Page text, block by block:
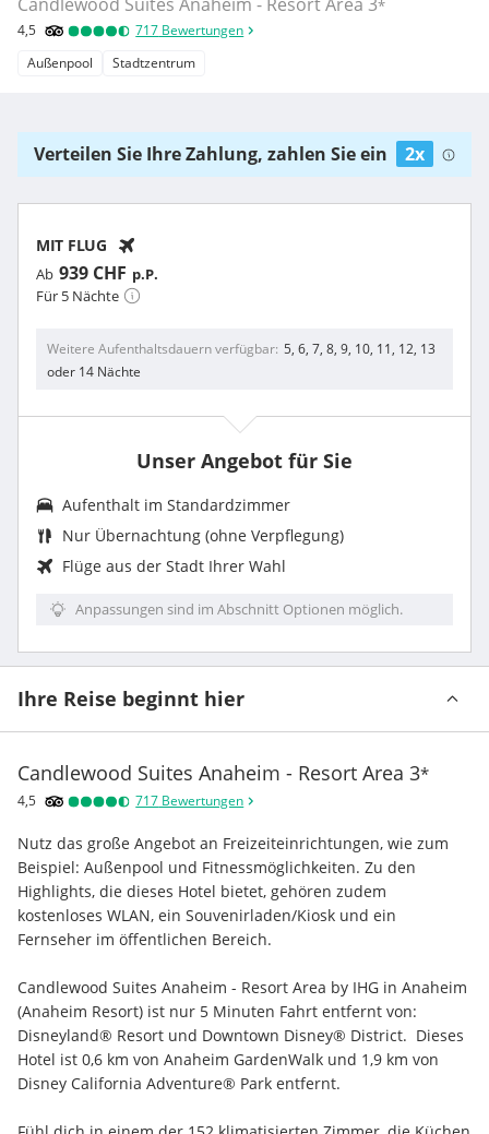
*
4,5 717 Bewertungen
Außenpool
Stadtzentrum
Verteilen Sie Ihre Zahlung, zahlen Sie ein 2x
MIT FLUG
Ab 939 CHF p.P.
Für 5 Nächte
Weitere Aufenthaltsdauern verfügbar 5, 6, 7, 8, 9, 10, 11, 12, 13
oder 14 Nächte
Unser Angebot für Sie
Aufenthalt im Standardzimmer
Nur Übernachtung (ohne Verpflegung)
Flüge aus der Stadt Ihrer Wahl
Anpassungen sind im Abschnitt Optionen möglich.
Ihre Reise beginnt hier
Candlewood Suites Anaheim - Resort Area 3*
4,5 717 Bewertungen
Nutz das große Angebot an Freizeiteinrichtungen, wie zum
Beispiel: Außenpool und Fitnessmöglichkeiten. Zu den
Highlights, die dieses Hotel bietet, gehören zudem
kostenloses WLAN, ein Souvenirladen/Kiosk und ein
Fernseher im öffentlichen Bereich.
Candlewood Suites Anaheim - Resort Area by IHG in Anaheim
(Anaheim Resort) ist nur 5 Minuten Fahrt entfernt von:
Disneyland® Resort und Downtown Disney® District.  Dieses
Hotel ist 0,6 km von Anaheim GardenWalk und 1,9 km von
Disney California Adventure® Park entfernt.